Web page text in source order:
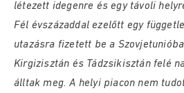
létezett idegenre és egy távoli
Fél évszázaddal ezelőtt egy
utazásra fizetett be a
Kirgizisztán és Tádzsikisztán felé
álltak meg. A helyi piacon nem